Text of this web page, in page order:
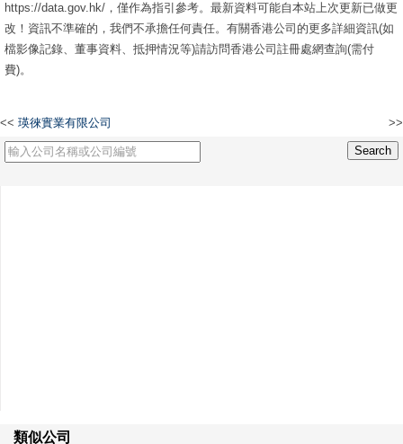
https://data.gov.hk/，僅作為指引參考。最新資料可能自本站上次更新已做更
改！資訊不準確的，我們不承擔任何責任。有關香港公司的更多詳細資訊(如
檔影像記錄、董事資料、抵押情況等)請訪問香港公司註冊處網查詢(需付
費)。
<< 瑛徠實業有限公司 >>
類似公司